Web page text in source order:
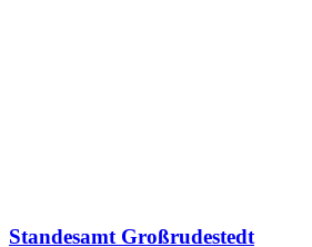
Standesamt Großrudestedt